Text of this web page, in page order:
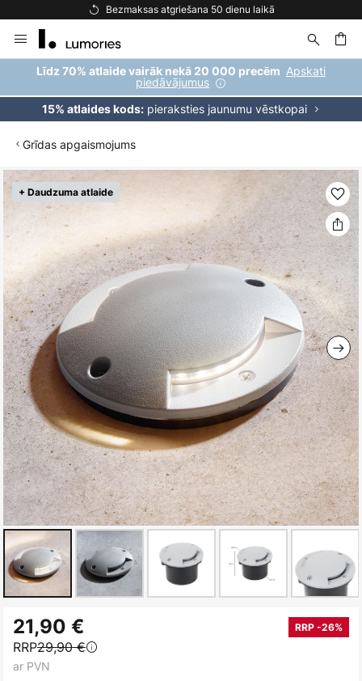
Bezmaksas atgriešana 50 dienu laikā
to
Content
Līdz 70% atlaide vairāk nekā 20 000 precēm Apskati
piedāvājumus
15% atlaides kods:pieraksties jaunumu vēstkopai
Grīdas apgaismojums
+ Daudzuma atlaide
Iet
galerijas
beigām
uz
galerijas
sākumu
21,90 € RRP -26%
RRP29,90 €
ar PVN